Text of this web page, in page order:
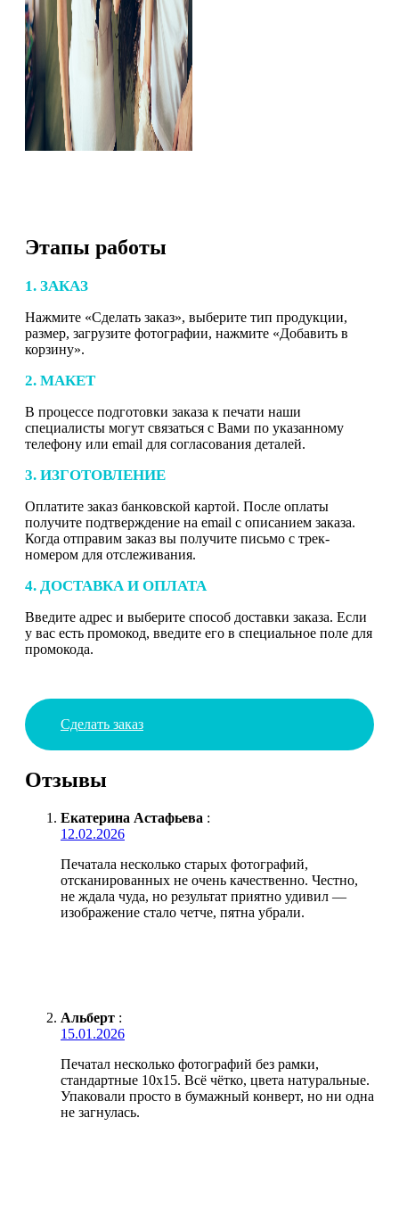
Этапы работы
1. ЗАКАЗ
Нажмите «Сделать заказ», выберите тип продукции,
размер, загрузите фотографии, нажмите «Добавить в
корзину».
2. МАКЕТ
В процессе подготовки заказа к печати наши
специалисты могут связаться с Вами по указанному
телефону или email для согласования деталей.
3. ИЗГОТОВЛЕНИЕ
Оплатите заказ банковской картой. После оплаты
получите подтверждение на email с описанием заказа.
Когда отправим заказ вы получите письмо с трек-
номером для отслеживания.
4. ДОСТАВКА И ОПЛАТА
Введите адрес и выберите способ доставки заказа. Если
у вас есть промокод, введите его в специальное поле для
промокода.
Сделать заказ
Отзывы
Екатерина Астафьева :
12.02.2026
Печатала несколько старых фотографий,
отсканированных не очень качественно. Честно,
не ждала чуда, но результат приятно удивил —
изображение стало четче, пятна убрали.
Альберт :
15.01.2026
Печатал несколько фотографий без рамки,
стандартные 10х15. Всё чётко, цвета натуральные.
Упаковали просто в бумажный конверт, но ни одна
не загнулась.